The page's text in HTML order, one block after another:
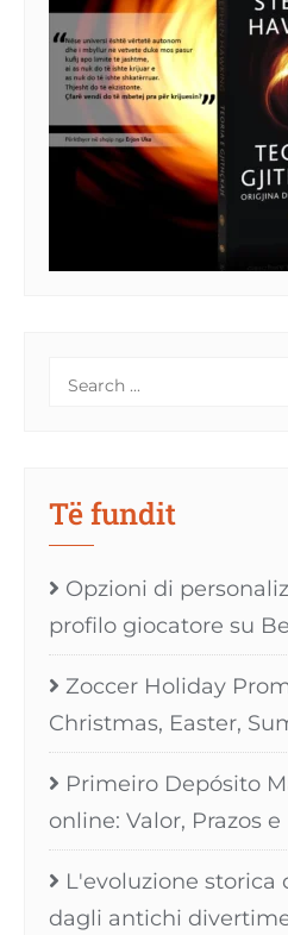
Të fundit
Opzioni di
profilo giocatore su
Zoccer Holiday
Christmas, Easter,
Primeiro Depósito
online: Valor, Prazos e
L'evoluzione storica
dagli antichi